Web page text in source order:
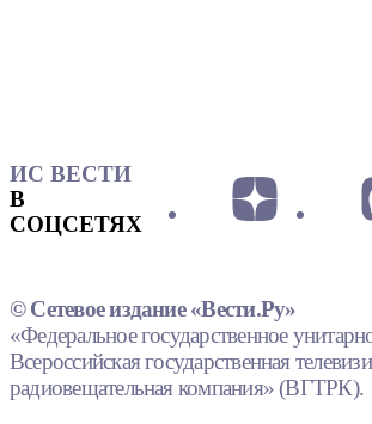
ИС ВЕСТИ
В
СОЦСЕТЯХ
© Сетевое издание «Вести.Ру»
«Федеральное государственное
Всероссийская государственная
радиовещательная компания» (ВГТРК).